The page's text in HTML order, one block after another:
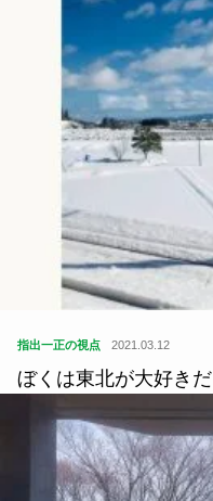
指出一正の視点 2021.03.12
ぼくは東北が大好きだ